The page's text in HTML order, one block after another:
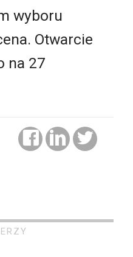
wyboru
Otwarcie
na 27